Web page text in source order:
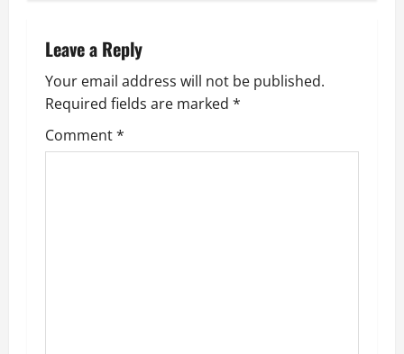
i
g
a
Leave a Reply
Your email address will not be published.
Required fields are marked *
Comment*